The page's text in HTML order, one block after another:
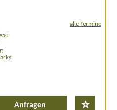
alle Termine
Anfragen